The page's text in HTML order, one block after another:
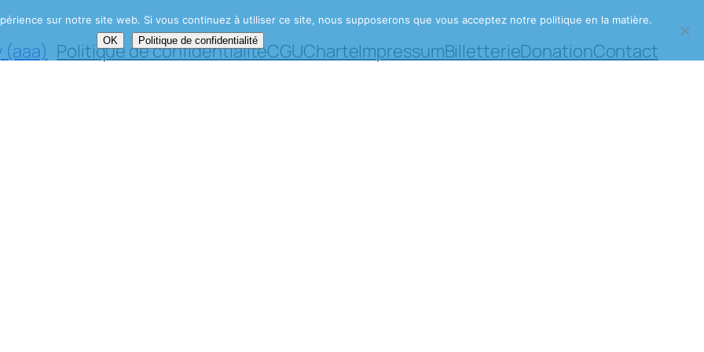
(aaa) Politique de confidentialitéCGUCharteImpressumBilletterieDonationContact
sur notre site web. Si vous continuez à utiliser ce site, nous supposerons que vous acceptez notre politique en la matière.
OK Politique de confidentialité